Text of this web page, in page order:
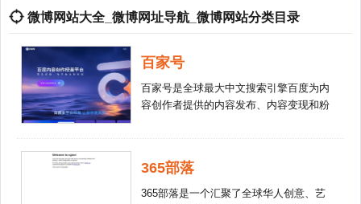
微博网站大全_微博网址导航_微博网站分类目录
百家号
百家号是全球最大中文搜索引擎百度为内
容创作者提供的内容发布、内容变现和粉
365部落
365部落是一个汇聚了全球华人创意、艺